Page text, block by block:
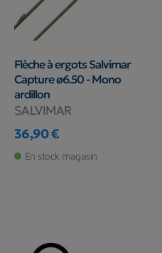
Flèche à ergots Salvimar
Capture ø6.50 - Mono
ardillon
SALVIMAR
Prix
36,90 €
En stock magasin